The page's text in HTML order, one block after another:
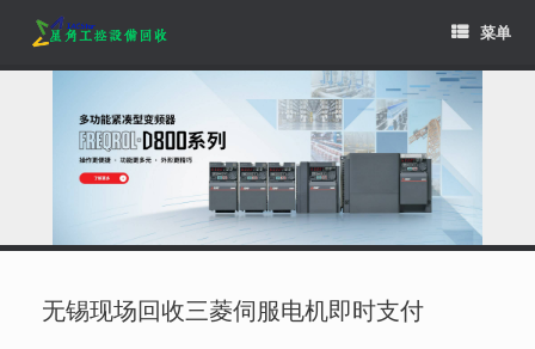
content
菜单
无锡现场回收三菱伺服电机即时支付